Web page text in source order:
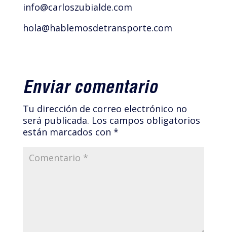
info@carloszubialde.com
hola@hablemosdetransporte.com
Enviar comentario
Tu dirección de correo electrónico no
será publicada. Los campos obligatorios
están marcados con *